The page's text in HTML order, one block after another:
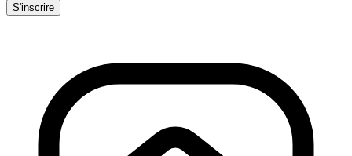
S'inscrire